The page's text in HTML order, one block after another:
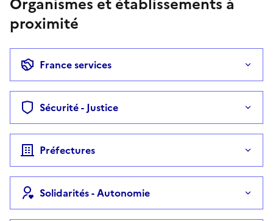
proximité
France services
Sécurité - Justice
Préfectures
Solidarités - Autonomie